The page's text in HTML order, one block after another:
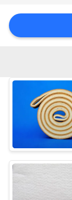
উদ্ধৃতির
জন্য
PRIVACY
POLICY